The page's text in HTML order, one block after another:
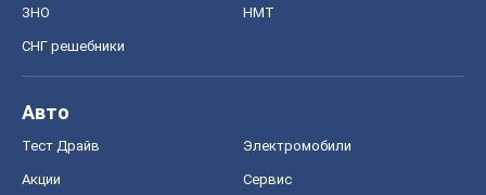
ЗНО НМТ
СНГ решебники
Авто
Тест Драйв Электромобили
Акции Сервис